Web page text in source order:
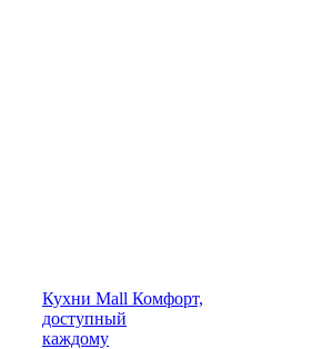
Кухни Mall Комфорт,
доступный
каждому